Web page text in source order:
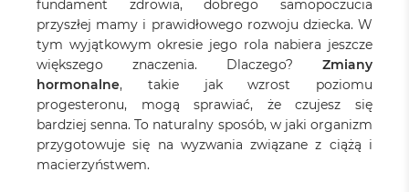
fundament zdrowia, dobrego samopoczucia
przyszłej mamy i prawidłowego rozwoju dziecka. W
tym wyjątkowym okresie jego rola nabiera jeszcze
większego znaczenia. Dlaczego? Zmiany
hormonalne, takie jak wzrost poziomu
progesteronu, mogą sprawiać, że czujesz się
bardziej senna. To naturalny sposób, w jaki organizm
przygotowuje się na wyzwania związane z ciążą i
macierzyństwem.